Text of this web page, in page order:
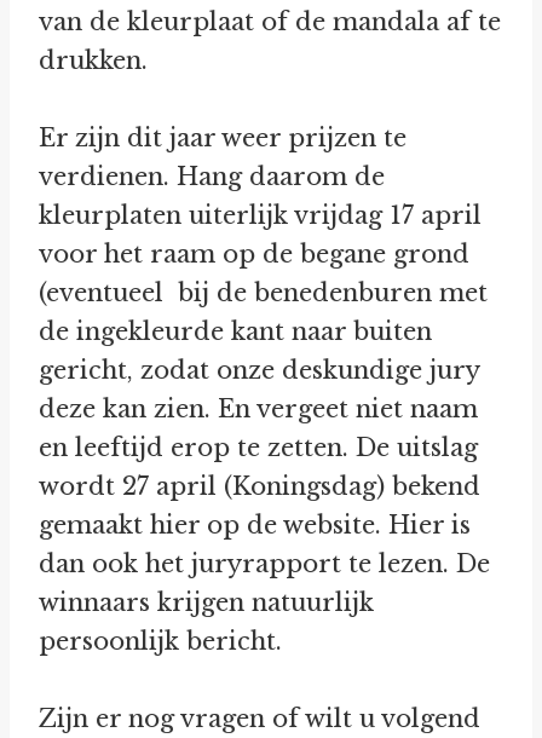
van de kleurplaat of de mandala af te
drukken.
Er zijn dit jaar weer prijzen te
verdienen. Hang daarom de
kleurplaten uiterlijk vrijdag 17 april
voor het raam op de begane grond
(eventueel bij de benedenburen met
de ingekleurde kant naar buiten
gericht, zodat onze deskundige jury
deze kan zien. En vergeet niet naam
en leeftijd erop te zetten. De uitslag
wordt 27 april (Koningsdag) bekend
gemaakt hier op de website. Hier is
dan ook het juryrapport te lezen. De
winnaars krijgen natuurlijk
persoonlijk bericht.
Zijn er nog vragen of wilt u volgend